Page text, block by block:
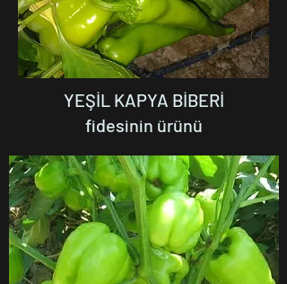
YEŞİL KAPYA BİBERİ
fidesinin ürünü